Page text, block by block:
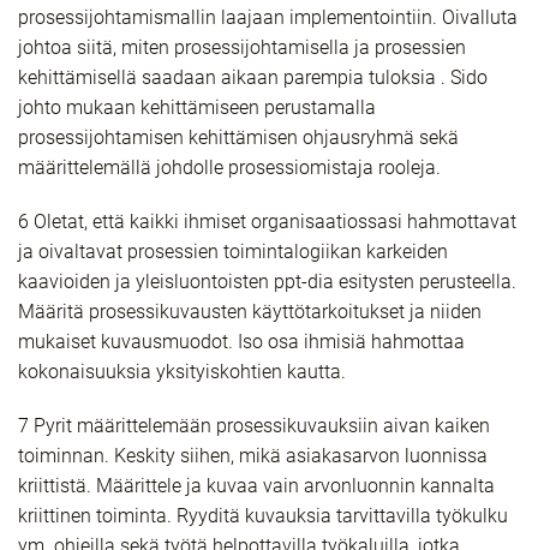
prosessijohtamismallin laajaan implementointiin. Oivalluta
johtoa siitä, miten prosessijohtamisella ja prosessien
kehittämisellä saadaan aikaan parempia tuloksia . Sido
johto mukaan kehittämiseen perustamalla
prosessijohtamisen kehittämisen ohjausryhmä sekä
määrittelemällä johdolle prosessiomistaja rooleja.
6 Oletat, että kaikki ihmiset organisaatiossasi hahmottavat
ja oivaltavat prosessien toimintalogiikan karkeiden
kaavioiden ja yleisluontoisten ppt-dia esitysten perusteella.
Määritä prosessikuvausten käyttötarkoitukset ja niiden
mukaiset kuvausmuodot. Iso osa ihmisiä hahmottaa
kokonaisuuksia yksityiskohtien kautta.
7 Pyrit määrittelemään prosessikuvauksiin aivan kaiken
toiminnan. Keskity siihen, mikä asiakasarvon luonnissa
kriittistä. Määrittele ja kuvaa vain arvonluonnin kannalta
kriittinen toiminta. Ryyditä kuvauksia tarvittavilla työkulku